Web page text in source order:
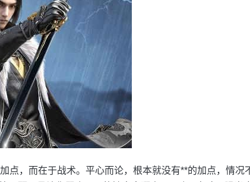
点，而在于战术。平心而论，根本就没有**的加点，情况